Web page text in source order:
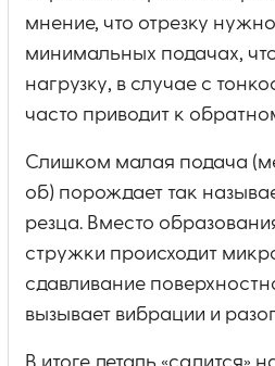
мнение, что отрезку
минимальных подачах,
нагрузку, в случае с
часто приводит к
Слишком малая подача
об) порождает так
резца. Вместо
стружки происходит
сдавливание
вызывает вибрации и